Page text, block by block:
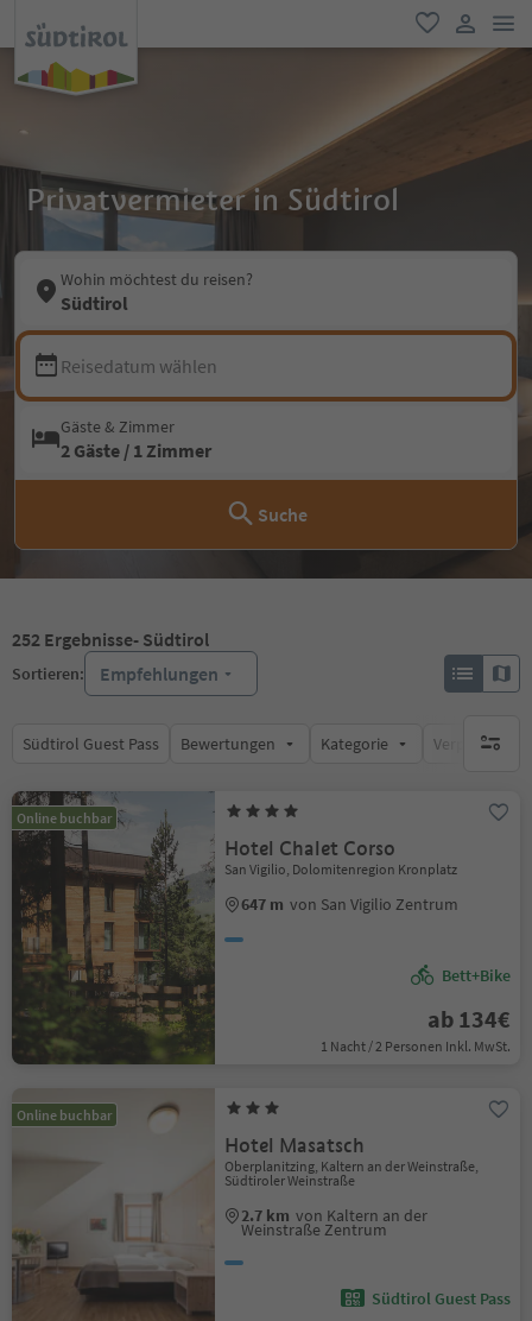
favorit
user link
Privatvermieter in Südtirol
Wohin möchtest du reisen?
Südtirol
Reisedatum wählen
Gäste & Zimmer
2 Gäste / 1 Zimmer
Suche
252 Ergebnisse- Südtirol
Sortieren: Empfehlungen
Südtirol Guest Pass Bewertungen Kategorie keine
Online buchbar
Hotel Chalet Corso
San Vigilio, Dolomitenregion Kronplatz
647 m von San Vigilio Zentrum
Bett+Bike
ab 134€
1 Nacht / 2 Personen Inkl. MwSt.
Online buchbar
Hotel Masatsch
Oberplanitzing, Kaltern an der Weinstraße,
Südtiroler Weinstraße
2.7 km von Kaltern an der
Weinstraße Zentrum
Südtirol Guest Pass